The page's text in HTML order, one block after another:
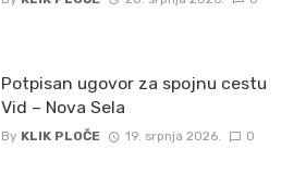
Potpisan ugovor za spojnu cestu
Vid – Nova Sela
By KLIK PLOČE 19. srpnja 2026. 0